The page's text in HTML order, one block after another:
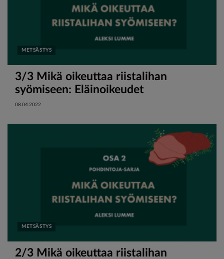
METSÄSTYS
3/3 Mikä oikeuttaa riistalihan
syömiseen: Eläinoikeudet
08.04.2022
METSÄSTYS
2/3 Mikä oikeuttaa riistalihan